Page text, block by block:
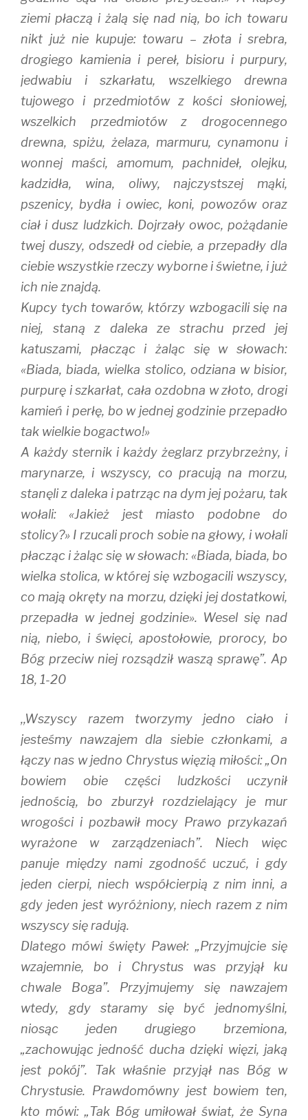
ziemi płaczą i żalą się nad nią, bo ich towaru
nikt już nie kupuje: towaru – złota i srebra,
drogiego kamienia i pereł, bisioru i purpury,
jedwabiu i szkarłatu, wszelkiego drewna
tujowego i przedmiotów z kości słoniowej,
wszelkich przedmiotów z drogocennego
drewna, spiżu, żelaza, marmuru, cynamonu i
wonnej maści, amomum, pachnideł, olejku,
kadzidła, wina, oliwy, najczystszej mąki,
pszenicy, bydła i owiec, koni, powozów oraz
ciał i dusz ludzkich. Dojrzały owoc, pożądanie
twej duszy, odszedł od ciebie, a przepadły dla
ciebie wszystkie rzeczy wyborne i świetne, i już
ich nie znajdą.
Kupcy tych towarów, którzy wzbogacili się na
niej, staną z daleka ze strachu przed jej
katuszami, płacząc i żaląc się w słowach:
«Biada, biada, wielka stolico, odziana w bisior,
purpurę i szkarłat, cała ozdobna w złoto, drogi
kamień i perłę, bo w jednej godzinie przepadło
tak wielkie bogactwo!»
A każdy sternik i każdy żeglarz przybrzeżny, i
marynarze, i wszyscy, co pracują na morzu,
stanęli z daleka i patrząc na dym jej pożaru, tak
wołali: «Jakież jest miasto podobne do
stolicy?» I rzucali proch sobie na głowy, i wołali
płacząc i żaląc się w słowach: «Biada, biada, bo
wielka stolica, w której się wzbogacili wszyscy,
co mają okręty na morzu, dzięki jej dostatkowi,
przepadła w jednej godzinie». Wesel się nad
nią, niebo, i święci, apostołowie, prorocy, bo
Bóg przeciw niej rozsądził waszą sprawę”. Ap
18, 1-20
,,Wszyscy razem tworzymy jedno ciało i
jesteśmy nawzajem dla siebie członkami, a
łączy nas w jedno Chrystus więzią miłości: „On
bowiem obie części ludzkości uczynił
jednością, bo zburzył rozdzielający je mur
wrogości i pozbawił mocy Prawo przykazań
wyrażone w zarządzeniach”. Niech więc
panuje między nami zgodność uczuć, i gdy
jeden cierpi, niech współcierpią z nim inni, a
gdy jeden jest wyróżniony, niech razem z nim
wszyscy się radują.
Dlatego mówi święty Paweł: „Przyjmujcie się
wzajemnie, bo i Chrystus was przyjął ku
chwale Boga”. Przyjmujemy się nawzajem
wtedy, gdy staramy się być jednomyślni,
niosąc jeden drugiego brzemiona,
„zachowując jedność ducha dzięki więzi, jaką
jest pokój”. Tak właśnie przyjął nas Bóg w
Chrystusie. Prawdomówny jest bowiem ten,
kto mówi: „Tak Bóg umiłował świat, że Syna